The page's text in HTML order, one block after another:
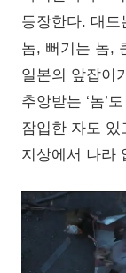
등장한다. 대
놈, 뻐기는 놈,
일본의 앞잡이
추앙받는 ‘놈’
잠입한 자도
지상에서 나라